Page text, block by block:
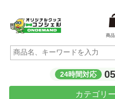
商
24時間対応
カテゴリ